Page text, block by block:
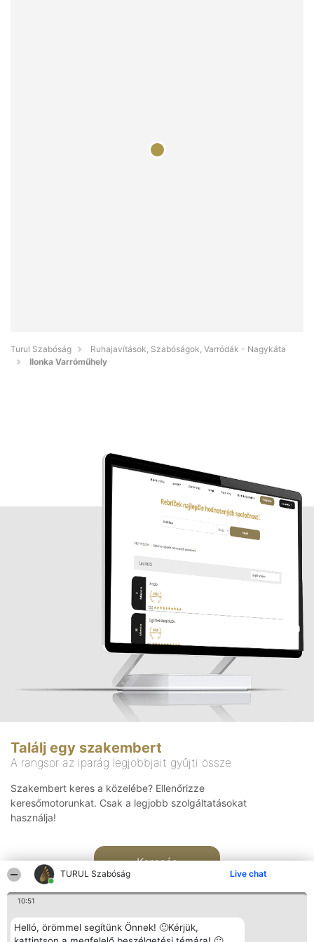
TURUL Szabóság Live chat
10:51
Helló, örömmel segítünk Önnek! 🙂Kérjük,
Turul Szabóság
Ruhajavítások, Szabóságok, Varródák - Nagykáta
Ilonka Varróműhely
Találj egy szakembert
A rangsor az iparág legjobbjait gyűjti össze
Szakembert keres a közelébe? Ellenőrizze
keresőmotorunkat. Csak a legjobb szolgáltatásokat
használja!
Keresés